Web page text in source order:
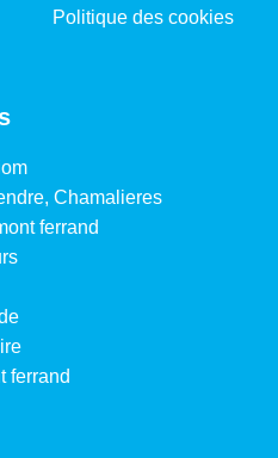
Politique des cookies
Chamalieres
ferrand
ferrand